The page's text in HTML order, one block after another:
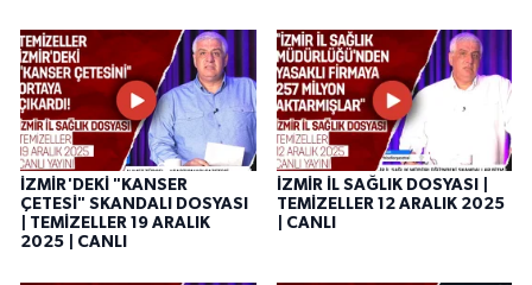
İZMİR'DEKİ "KANSER
ÇETESİ" SKANDALI DOSYASI
| TEMİZELLER 19 ARALIK
2025 | CANLI
İZMİR İL SAĞLIK DOSYASI |
TEMİZELLER 12 ARALIK 2025
| CANLI